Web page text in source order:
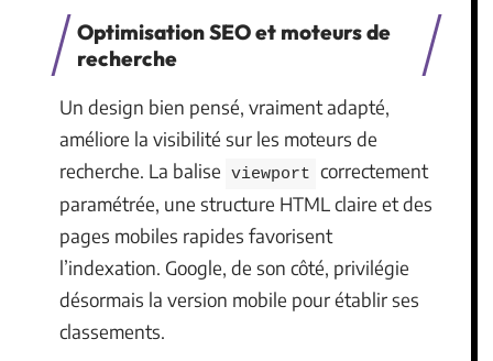
Optimisation SEO et moteurs de
recherche
Un design bien pensé, vraiment adapté,
améliore la visibilité sur les moteurs de
recherche. La balise viewport correctement
paramétrée, une structure HTML claire et des
pages mobiles rapides favorisent
l’indexation. Google, de son côté, privilégie
désormais la version mobile pour établir ses
classements.